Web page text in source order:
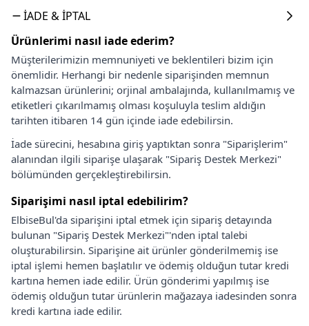
İADE & İPTAL
Ürünlerimi nasıl iade ederim?
Müşterilerimizin memnuniyeti ve beklentileri bizim için
önemlidir. Herhangi bir nedenle siparişinden memnun
kalmazsan ürünlerini; orjinal ambalajında, kullanılmamış ve
etiketleri çıkarılmamış olması koşuluyla teslim aldığın
tarihten itibaren 14 gün içinde iade edebilirsin.
İade sürecini, hesabına giriş yaptıktan sonra "Siparişlerim"
alanından ilgili siparişe ulaşarak "Sipariş Destek Merkezi"
bölümünden gerçekleştirebilirsin.
Siparişimi nasıl iptal edebilirim?
ElbiseBul'da siparişini iptal etmek için sipariş detayında
bulunan "Sipariş Destek Merkezi"'nden iptal talebi
oluşturabilirsin. Siparişine ait ürünler gönderilmemiş ise
iptal işlemi hemen başlatılır ve ödemiş olduğun tutar kredi
kartına hemen iade edilir. Ürün gönderimi yapılmış ise
ödemiş olduğun tutar ürünlerin mağazaya iadesinden sonra
kredi kartına iade edilir.